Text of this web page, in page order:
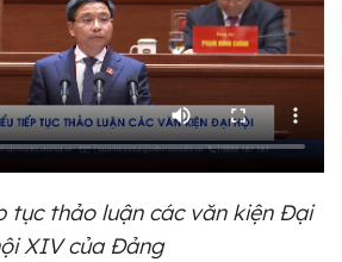
tục thảo luận các văn kiện Đại
XIV của Đảng